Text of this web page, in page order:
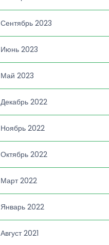
Сентябрь 2023
Июнь 2023
Май 2023
Декабрь 2022
Ноябрь 2022
Октябрь 2022
Март 2022
Январь 2022
Август 2021